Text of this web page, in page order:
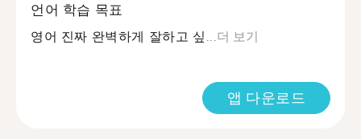
언어 학습 목표
영어 진짜 완벽하게 잘하고 싶... 더 보기
앱 다운로드